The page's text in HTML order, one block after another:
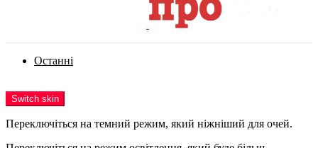
Останні
Switch skin
Переключіться на темний режим, який ніжніший для очей.